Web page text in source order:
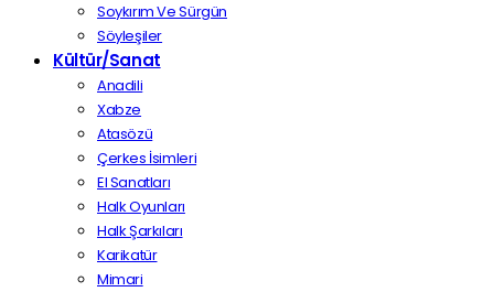
Soykırım Ve Sürgün
Söyleşiler
Kültür/Sanat
Anadili
Xabze
Atasözü
Çerkes İsimleri
El Sanatları
Halk Oyunları
Halk Şarkıları
Karikatür
Mimari